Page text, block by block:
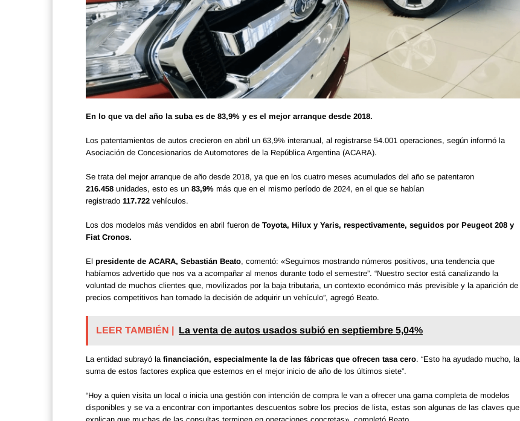
En lo que va del año la suba es de 83,9% y es el mejor arranque desde 2018.
Los patentamientos de autos crecieron en abril un 63,9% interanual, al registrarse 54.001 operaciones, según informó la
Asociación de Concesionarios de Automotores de la República Argentina (ACARA).
Se trata del mejor arranque de año desde 2018, ya que en los cuatro meses acumulados del año se patentaron
216.458 unidades, esto es un 83,9% más que en el mismo período de 2024, en el que se habían
registrado 117.722 vehículos.
Los dos modelos más vendidos en abril fueron de Toyota, Hilux y Yaris, respectivamente, seguidos por Peugeot 208 y
Fiat Cronos.
El presidente de ACARA, Sebastián Beato, comentó: «Seguimos mostrando números positivos, una tendencia que
habíamos advertido que nos va a acompañar al menos durante todo el semestre”. “Nuestro sector está canalizando la
voluntad de muchos clientes que, movilizados por la baja tributaria, un contexto económico más previsible y la aparición de
precios competitivos han tomado la decisión de adquirir un vehículo”, agregó Beato.
LEER TAMBIÉN | La venta de autos usados subió en septiembre 5,04%
La entidad subrayó la financiación, especialmente la de las fábricas que ofrecen tasa cero. “Esto ha ayudado mucho, la
suma de estos factores explica que estemos en el mejor inicio de año de los últimos siete”.
“Hoy a quien visita un local o inicia una gestión con intención de compra le van a ofrecer una gama completa de modelos
disponibles y se va a encontrar con importantes descuentos sobre los precios de lista, estas son algunas de las claves que